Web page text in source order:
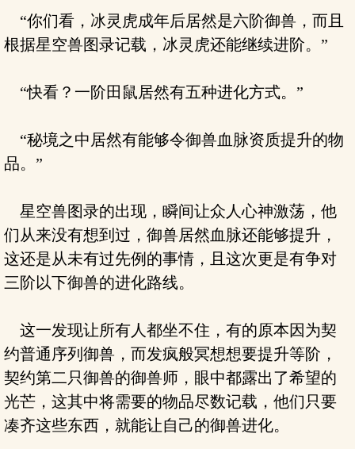
“你们看，冰灵虎成年后居然是六阶御兽，而且
根据星空兽图录记载，冰灵虎还能继续进阶。”
“快看？一阶田鼠居然有五种进化方式。”
“秘境之中居然有能够令御兽血脉资质提升的物
品。”
星空兽图录的出现，瞬间让众人心神激荡，他
们从来没有想到过，御兽居然血脉还能够提升，
这还是从未有过先例的事情，且这次更是有争对
三阶以下御兽的进化路线。
这一发现让所有人都坐不住，有的原本因为契
约普通序列御兽，而发疯般冥想想要提升等阶，
契约第二只御兽的御兽师，眼中都露出了希望的
光芒，这其中将需要的物品尽数记载，他们只要
凑齐这些东西，就能让自己的御兽进化。